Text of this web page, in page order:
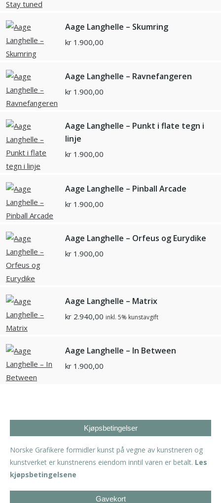
Aage Langhelle – Skumring
kr 1.900,00
Aage Langhelle – Ravnefangeren
kr 1.900,00
Aage Langhelle – Punkt i flate tegn i
linje
kr 1.900,00
Aage Langhelle – Pinball Arcade
kr 1.900,00
Aage Langhelle – Orfeus og Eurydike
kr 1.900,00
Aage Langhelle – Matrix
kr 2.940,00 inkl. 5% kunstavgift
Aage Langhelle – In Between
kr 1.900,00
Kjøpsbetingelser
Norske Grafikere formidler kunst på vegne av kunstneren og
kunstverket er kunstnerens eiendom inntil varen er betalt. Les
kjøpsbetingelsene
Gavekort